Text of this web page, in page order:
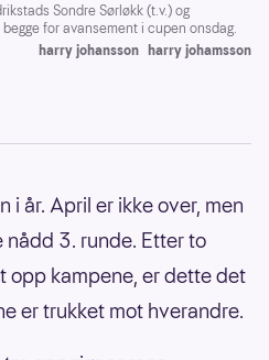
Sondre Sørløkk (t.v.) og
for avansement i cupen onsdag.
harry johansson harry johamsson
i år. April er ikke over, men
3. runde. Etter to
opp kampene, er dette det
er trukket mot hverandre.